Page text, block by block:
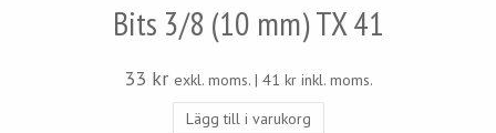
Bits 3/8 (10 mm) TX 41
33 kr exkl. moms. | 41 krinkl. moms.
Lägg till i varukorg